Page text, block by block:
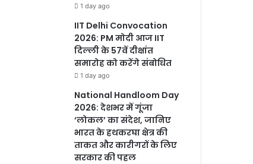
1 day ago
IIT Delhi Convocation
2026: PM मोदी आज IIT
दिल्ली के 57वें दीक्षांत
समारोह को करेंगे संबोधित
1 day ago
National Handloom Day
2026: देशभर में गूंजा
‘लोकल’ का संदेश, जानिए
भारत के हथकरघा क्षेत्र की
ताकत और कारीगरों के लिए
सरकार की पहल